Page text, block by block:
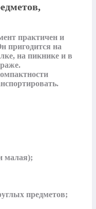
практичен и
пригодится на
на пикнике и в
малая);
предметов;